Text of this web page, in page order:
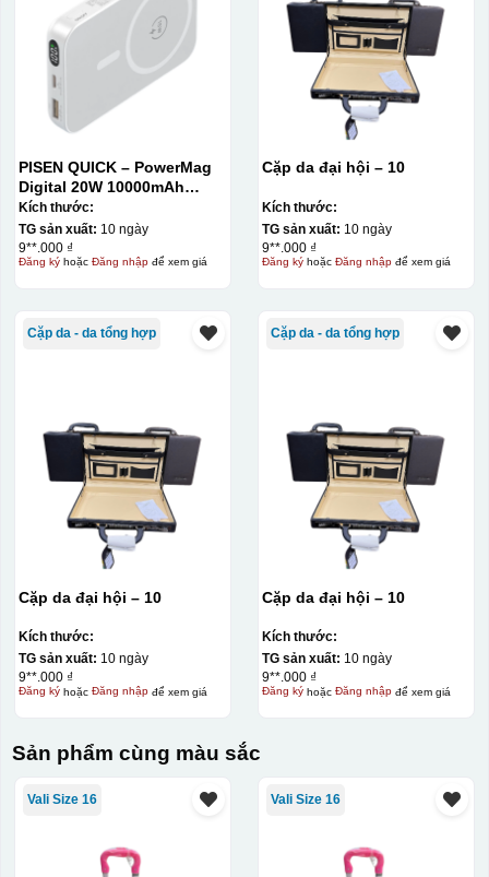
PISEN QUICK – PowerMag
Digital 20W 10000mAh
Power bank. White: 200pcs;
Blue: 200pcs
Kích thước:
TG sản xuất: 10 ngày
9**.000 ₫
Đăng kýhoặc Đăng nhậpđể xem giá
Cặp da đại hội – 10
Kích thước:
TG sản xuất: 10 ngày
9**.000 ₫
Đăng kýhoặc Đăng nhậpđể xem giá
Cặp da - da tổng hợp
Cặp da đại hội – 10
Kích thước:
TG sản xuất: 10 ngày
9**.000 ₫
Đăng kýhoặc Đăng nhậpđể xem giá
Cặp da - da tổng hợp
Cặp da đại hội – 10
Kích thước:
TG sản xuất: 10 ngày
9**.000 ₫
Đăng kýhoặc Đăng nhậpđể xem giá
Sản phẩm cùng màu sắc
Vali Size 16 Vali Size 16